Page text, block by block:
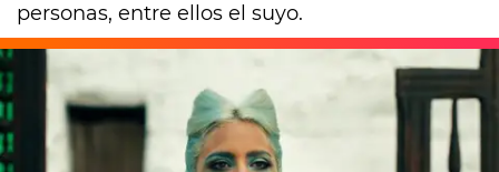
personas, entre ellos el suyo.